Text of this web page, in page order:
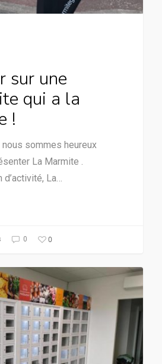
sur une
qui a la
!
nous sommes heureux
La Marmite .
d’activité, La…
0 0